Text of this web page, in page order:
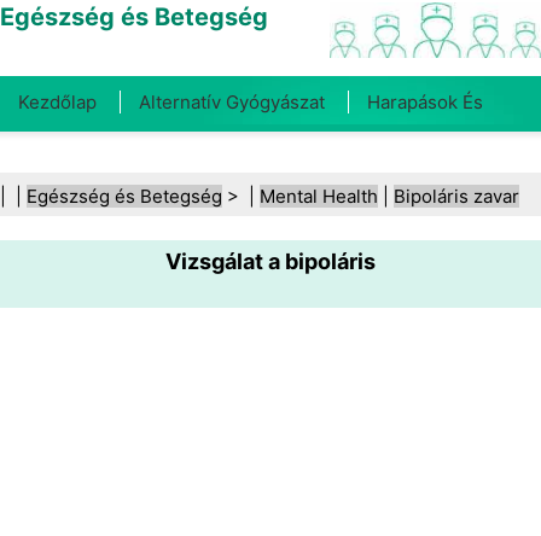
Egészség és Betegség
Kezdőlap Alternatív Gyógyászat Harapások És
Fogegészség Diéta És Táplálkozás Családi
Egészségügyi Ágazat Mentális Egészség
Közegészségügy És Biztonság Sebészet És
Egészség és Betegség > | Mental Health Bipoláris zavar
Vizsgálat a bipoláris